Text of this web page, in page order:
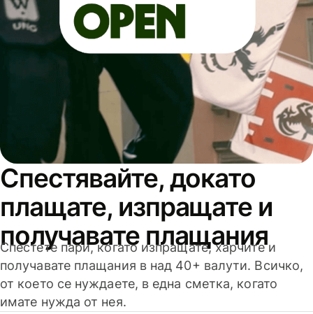
Спестявайте, докато
плащате, изпращате и
получавате плащания
Спестете пари, когато изпращате, харчите и
получавате плащания в над 40+ валути. Всичко,
от което се нуждаете, в една сметка, когато
имате нужда от нея.